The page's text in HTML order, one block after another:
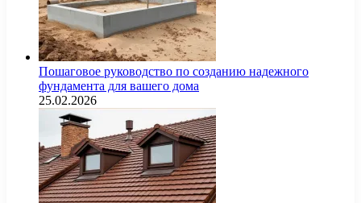
Пошаговое руководство по созданию надежного
фундамента для вашего дома
25.02.2026